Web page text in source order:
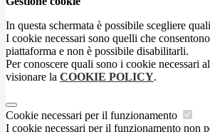
In questa schermata è possibile scegliere
I cookie necessari sono quelli che
piattaforma e non è possibile disabilitarli.
Per conoscere quali sono i cookie necessari
visionare la COOKIE POLICY.
Cookie necessari per il funzionamento
I cookie necessari per il funzionamento non